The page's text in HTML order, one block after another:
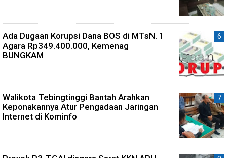
Ada Dugaan Korupsi Dana BOS di MTsN. 1
Agara Rp349.400.000, Kemenag
BUNGKAM
Walikota Tebingtinggi Bantah Arahkan
Keponakannya Atur Pengadaan Jaringan
Internet di Kominfo